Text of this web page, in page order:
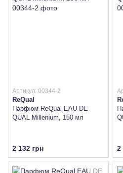
Артикул: 00344-2
ReQual
Парфюм ReQual EAU DE
QUAL Millenium, 150 мл
2 132 грн 2